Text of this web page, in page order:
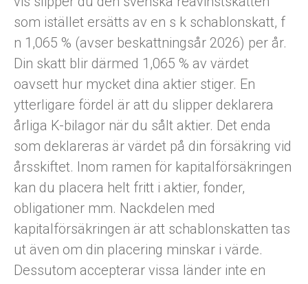
som istället ersätts av en s k schablonskatt, f
n 1,065 % (avser beskattningsår 2026) per år.
Din skatt blir därmed 1,065 % av värdet
oavsett hur mycket dina aktier stiger. En
ytterligare fördel är att du slipper deklarera
årliga K-bilagor när du sålt aktier. Det enda
som deklareras är värdet på din försäkring vid
årsskiftet. Inom ramen för kapitalförsäkringen
kan du placera helt fritt i aktier, fonder,
obligationer mm. Nackdelen med
kapitalförsäkringen är att schablonskatten tas
ut även om din placering minskar i värde.
Dessutom accepterar vissa länder inte en